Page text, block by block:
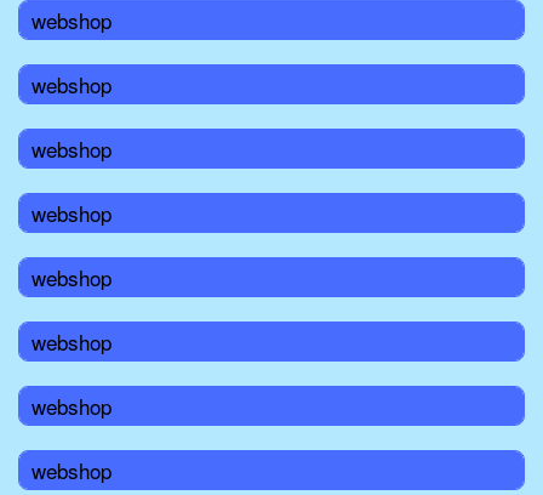
webshop
webshop
webshop
webshop
webshop
webshop
webshop
webshop